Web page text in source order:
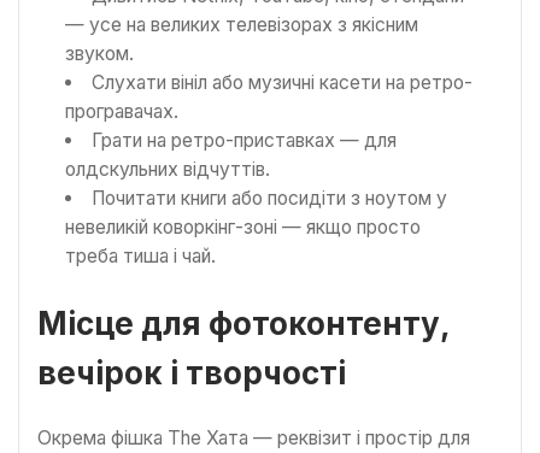
— усе на великих телевізорах з якісним
звуком.
Слухати вініл або музичні касети на ретро-
програвачах.
Грати на ретро-приставках — для
олдскульних відчуттів.
Почитати книги або посидіти з ноутом у
невеликій коворкінг-зоні — якщо просто
треба тиша і чай.
Місце для фотоконтенту,
вечірок і творчості
Окрема фішка The Хата — реквізит і простір для